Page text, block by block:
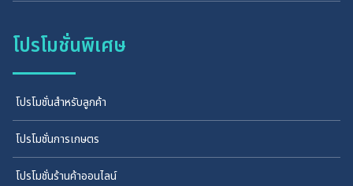
โปรโมชั่นพิเศษ
โปรโมชั่นสำหรับลูกค้า
โปรโมชั่นการเกษตร
โปรโมชั่นร้านค้าออนไลน์